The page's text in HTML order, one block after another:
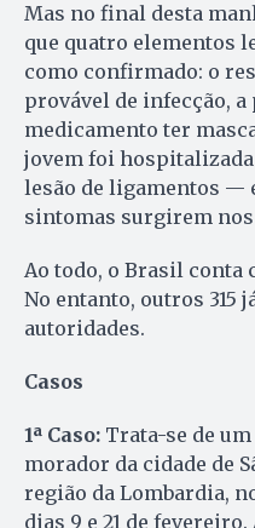
Mas no final desta
que quatro elementos
como confirmado: o
provável de infecção,
medicamento ter
jovem foi
lesão de ligamentos —
sintomas surgirem
Ao todo, o Brasil conta
No entanto, outros 315
autoridades.
Casos
1ª Caso: Trata-se de
morador da cidade de
região da Lombardia,
dias 9 e 21 de